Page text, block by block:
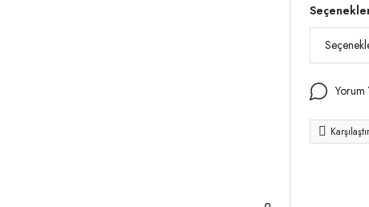
Yorum
Karşılaştır